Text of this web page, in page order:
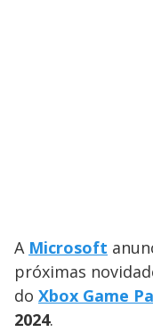
A Microsoft
próximas
do Xbox Game
2024.